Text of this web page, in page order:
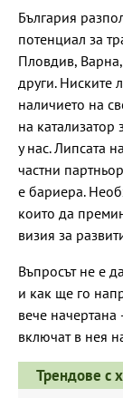
България
потенциал за
Пловдив,
други. Ниските
наличието на
на
у нас. Липсата
частни
е бариера.
които да
визия за
Въпросът не е
и как ще го
вече начертана
включат в нея
Трендове с